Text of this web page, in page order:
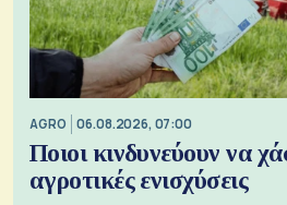
AGRO 06.08.2026, 07:00
Ποιοι κινδυνεύουν να
αγροτικές ενισχύσεις